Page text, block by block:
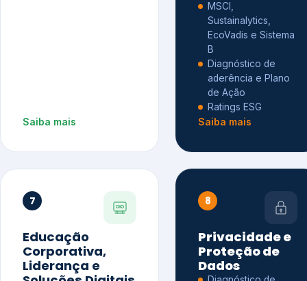
Saiba mais
MSCI,
Sustainalytics,
EcoVadis e Sistema
B
Diagnóstico de
aderência e Plano
de Ação
Ratings ESG
Saiba mais
7
Educação
Corporativa,
Liderança e
8
Privacidade e
Proteção de
Dados